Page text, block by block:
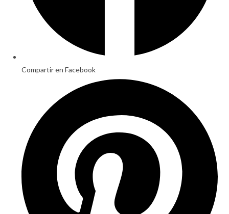
Compartir en Facebook
window